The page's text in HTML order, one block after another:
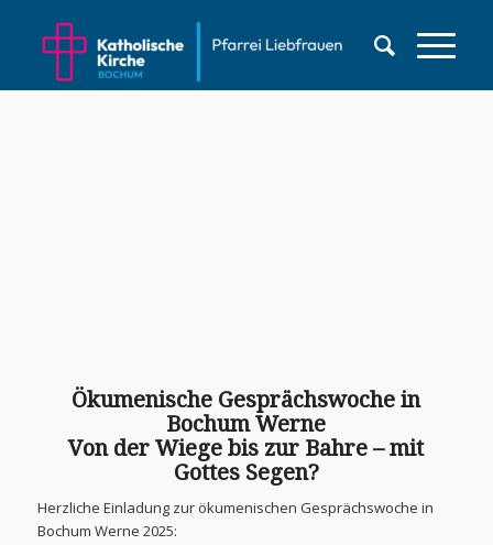
Ökumenische Gesprächswoche in
Bochum Werne
Von der Wiege bis zur Bahre – mit
Gottes Segen?
Herzliche Einladung zur ökumenischen Gesprächswoche in
Bochum Werne 2025: